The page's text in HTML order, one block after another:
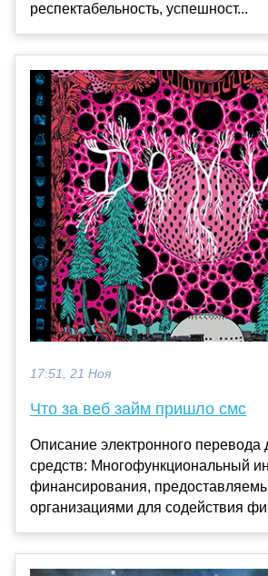
респектабельность, успешност...
17:51, 21 Ноя
Что за веб займ пришло смс
Описание электронного
средств: Многофункциональный
финансирования,
организациями для содействия